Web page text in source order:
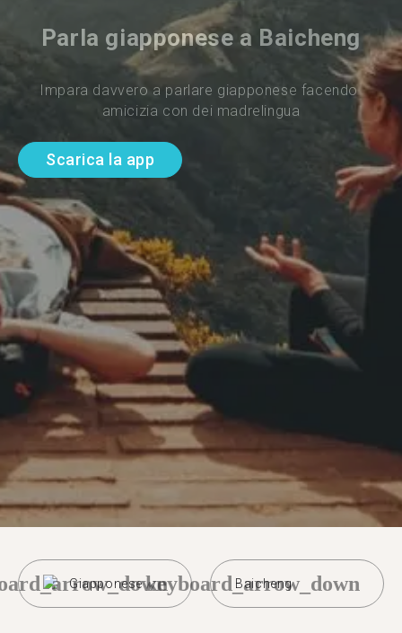
Parla giapponese a Baicheng
Impara davvero a parlare giapponese facendo
amicizia con dei madrelingua
Scarica la app
Giapponese Baicheng
keyboard_arrow_down